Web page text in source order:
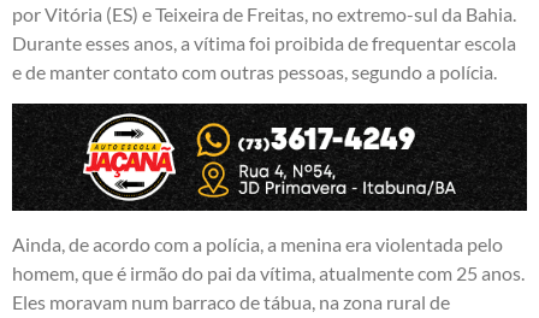
por Vitória (ES) e Teixeira de Freitas, no extremo-sul da Bahia.
Durante esses anos, a vítima foi proibida de frequentar escola
e de manter contato com outras pessoas, segundo a polícia.
Ainda, de acordo com a polícia, a menina era violentada pelo
homem, que é irmão do pai da vítima, atualmente com 25 anos.
Eles moravam num barraco de tábua, na zona rural de